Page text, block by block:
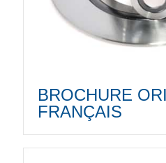
BROCHURE
FRANÇAIS